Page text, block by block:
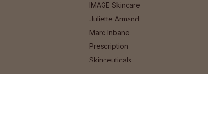
IMAGE Skincare
Juliette Armand
Marc Inbane
Prescription
Skinceuticals